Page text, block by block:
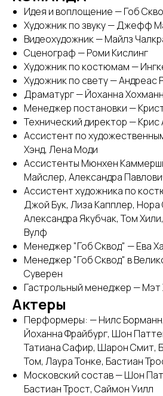
Идея и воплощение — Гоб
Художник по звуку — Джефф
Видеохудожник — Майлз
Сценограф — Роми Кислинг
Художник по костюмам —
Художник по свету — Андреас
Драматург — Йоханна
Менеджер постановки —
Технический директор —
Ассистент по
Хэнд, Лена Моди
Ассистенты Мюнхен
Майслер, Александра
Ассистент художника по
Джой Бук, Лиза Капплер,
Александра Якубчак, Том
Вулф
Менеджер "Гоб Сквод" — Ева
Менеджер "Гоб Сквод" в
Суверен
Гастрольный менеджер — Мэт
Актеры
Перформеры: — Нилс
Йоханна Фрайбург, Шон
Татиана Сафир, Шарон Смит,
Том, Лаура Тонке, Бастиан
Московский состав — Шон
Бастиан Трост, Саймон Уилл